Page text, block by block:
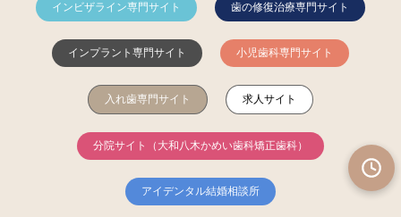
インビザライン専門サイト 歯の修復治療専門サイト
インプラント専門サイト 小児歯科専門サイト
入れ歯専門サイト 求人サイト
分院サイト（大和八木かめい歯科矯正歯科）
アイデンタル結婚相談所